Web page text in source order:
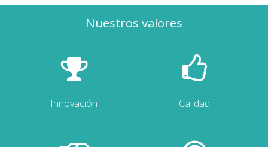
Nuestros valores
Innovación Calidad